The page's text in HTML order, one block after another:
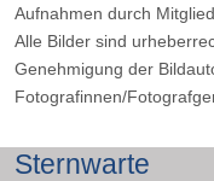
Aufnahmen durch
Alle Bilder sind
Genehmigung der
Fotografinnen/
Sternwarte